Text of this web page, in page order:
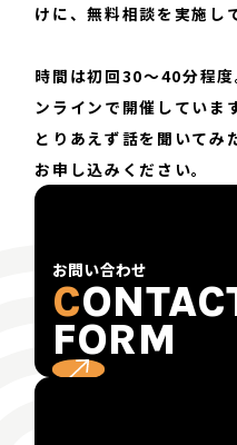
けに、無料相談を実施し
時間は初回30〜40分程度
ンラインで開催しています
とりあえず話を聞いてみ
お申し込みください。
お問い合わせ
C
FORM